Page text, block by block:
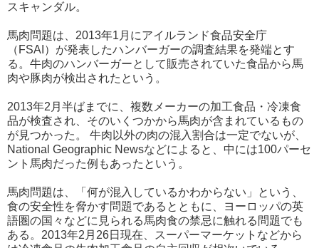
スキャンダル。
馬肉問題は、2013年1月にアイルランド食品安全庁
（FSAI）が発表したハンバーガーの調査結果を発端とす
る。牛肉のハンバーガーとして販売されていた食品から馬
肉や豚肉が検出されたという。
2013年2月半ばまでに、複数メーカーの加工食品・冷凍食
品が検査され、そのいくつかから馬肉が含まれているもの
が見つかった。 牛肉以外の肉の混入割合は一定でないが、
National Geographic Newsなどによると、中には100パーセ
ント馬肉だった例もあったという。
馬肉問題は、「何が混入しているかわからない」という、
食の安全性を脅かす問題であるとともに、ヨーロッパの英
語圏の国々などに見られる馬肉食の禁忌に触れる問題でも
ある。2013年2月26日現在、スーパーマーケットなどから